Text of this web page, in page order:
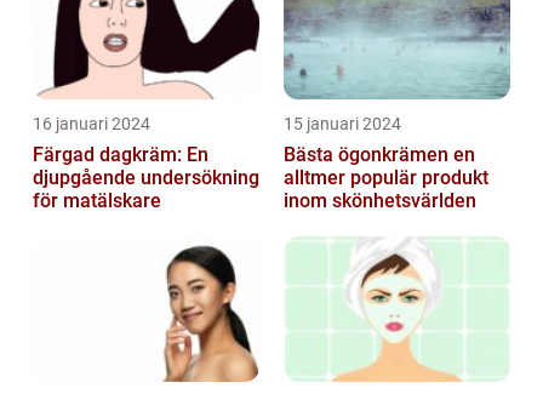
16 januari 2024
Färgad dagkräm: En
djupgående undersökning
för matälskare
15 januari 2024
Bästa ögonkrämen en
alltmer populär produkt
inom skönhetsvärlden